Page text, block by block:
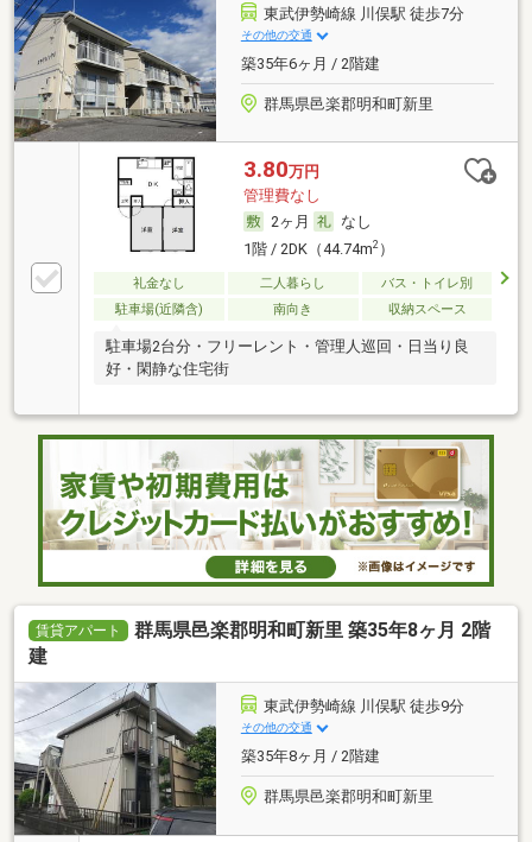
東武伊勢崎線 川俣駅 徒歩7分
その他の交通
築35年6ヶ月 / 2階建
群馬県邑楽郡明和町新里
3.80万円
管理費なし
2ヶ月
なし
1階 / 2DK（44.74m2）
礼金なし 二人暮らし
バス・トイレ別
駐車場(近隣含)
南向き 収納スペース
駐車場2台分・フリーレント・管理人巡回・日当り良
好・閑静な住宅街
賃貸アパート
群馬県邑楽郡明和町新里 築35年8ヶ月 2階
建
東武伊勢崎線 川俣駅 徒歩9分
その他の交通
築35年8ヶ月 / 2階建
群馬県邑楽郡明和町新里